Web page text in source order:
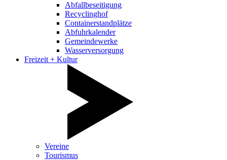
Abfallbeseitigung
Recyclinghof
Containerstandplätze
Abfuhrkalender
Gemeindewerke
Wasserversorgung
Freizeit + Kultur
Vereine
Tourismus